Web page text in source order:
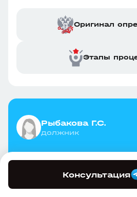
Оригинал
Этапы
Рыбакова Г.С.
должник
14 февраля
размере459
Консультация